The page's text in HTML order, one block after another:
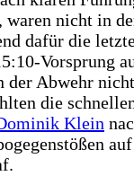
nicht in
dafür die
Vorsprung
der Abwehr
die
Klein